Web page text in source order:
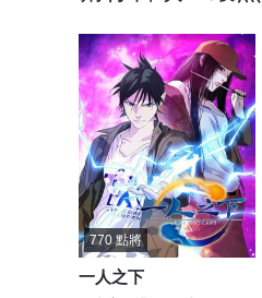
770 點將
一人之下